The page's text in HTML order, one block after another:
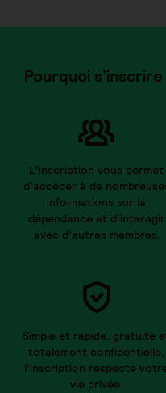
Pourquoi
L’inscription vous permet
d’accéder à de
informations sur la
dépendance et d’interagir
avec d’autres membres.
Simple et rapide, gratuite
totalement confidentielle,
l’inscription respecte
vie privée.